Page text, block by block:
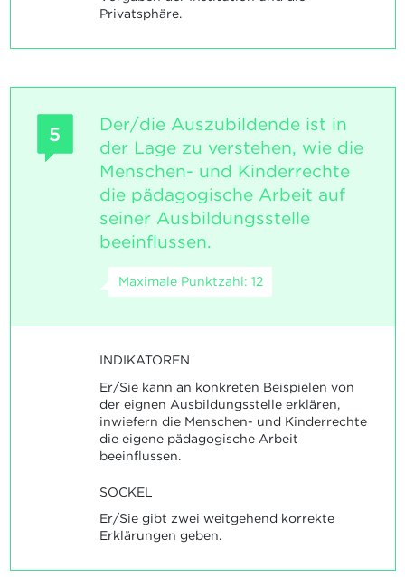
Privatsphäre.
5
Der/die Auszubildende ist in
der Lage zu verstehen, wie die
Menschen- und Kinderrechte
die pädagogische Arbeit auf
seiner Ausbildungsstelle
beeinflussen.
Maximale Punktzahl: 12
INDIKATOREN
Er/Sie kann an konkreten Beispielen von
der eignen Ausbildungsstelle erklären,
inwiefern die Menschen- und Kinderrechte
die eigene pädagogische Arbeit
beeinflussen.
SOCKEL
Er/Sie gibt zwei weitgehend korrekte
Erklärungen geben.